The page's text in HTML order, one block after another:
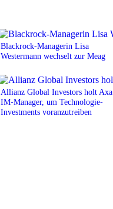
Blackrock-Managerin Lisa
Westermann wechselt zur Meag
Allianz Global Investors holt Axa
IM-Manager, um Technologie-
Investments voranzutreiben